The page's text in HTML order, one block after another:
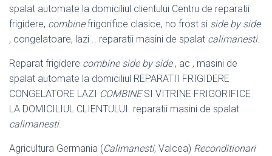
spalat automate la domiciliul clientului Centru de reparatii
frigidere, combinefrigorifice clasice, no frost si side by side
, congelatoare, lazi .. reparatii masini de spalat calimanesti.
Reparat frigidere combine side by side, ac , masini de
spalat automate la domiciliul REPARATII FRIGIDERE
CONGELATORE LAZI COMBINESI VITRINE FRIGORIFICE
LA DOMICILIUL CLIENTULUI. reparatii masini de spalat
calimanesti.
Agricultura Germania (Calimanesti, Valcea) Reconditionari